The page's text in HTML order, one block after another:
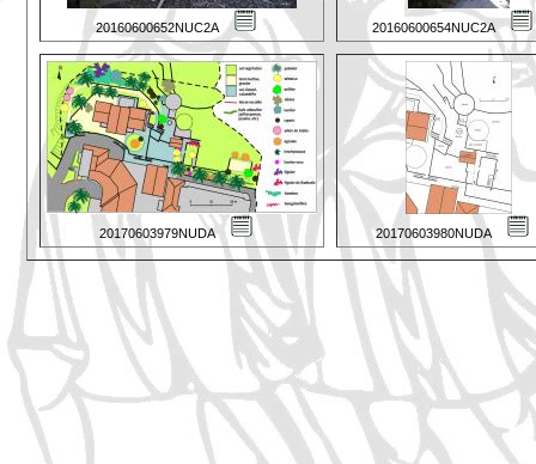
20160600652NUC2A 20160600654NUC2A
20170603979NUDA 20170603980NUDA